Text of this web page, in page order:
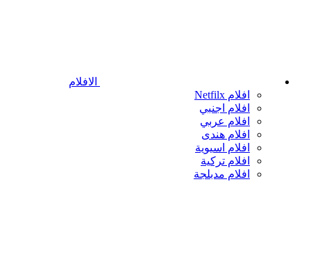
الافلام
افلام Netfilx
افلام اجنبي
افلام عربي
افلام هندى
افلام اسيوية
افلام تركية
افلام مدبلجة